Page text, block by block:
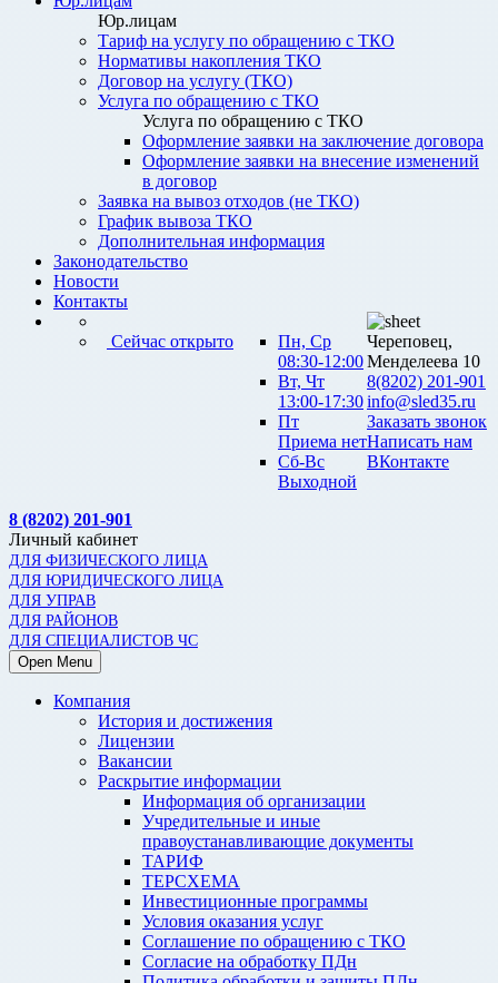
Юр.лицам
Тариф на услугу по обращению с ТКО
Нормативы накопления ТКО
Договор на услугу (ТКО)
Услуга по обращению с ТКО
Услуга по обращению с ТКО
Оформление заявки на заключение договора
Оформление заявки на внесение изменений
в договор
Заявка на вывоз отходов (не ТКО)
График вывоза ТКО
Дополнительная информация
Законодательство
Новости
Контакты
Сейчас открыто
Пн, Ср
08:30-12:00
Вт, Чт
13:00-17:30
Пт
Приема нет
Сб-Вс
Выходной
Череповец,
Менделеева 10
8(8202) 201-901
info@sled35.ru
Заказать звонок
Написать нам
ВКонтакте
8 (8202) 201-901
Личный кабинет
ДЛЯ ФИЗИЧЕСКОГО ЛИЦА
ДЛЯ ЮРИДИЧЕСКОГО ЛИЦА
ДЛЯ УПРАВ
ДЛЯ РАЙОНОВ
ДЛЯ СПЕЦИАЛИСТОВ ЧС
Open Menu
Компания
История и достижения
Лицензии
Вакансии
Раскрытие информации
Информация об организации
Учредительные и иные
правоустанавливающие документы
ТАРИФ
ТЕРСХЕМА
Инвестиционные программы
Условия оказания услуг
Соглашение по обращению с ТКО
Согласие на обработку ПДн